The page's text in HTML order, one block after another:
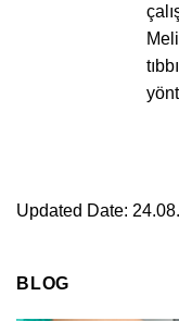
Updated Date:
BLOG